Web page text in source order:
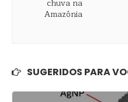
SUGERIDOS PARA